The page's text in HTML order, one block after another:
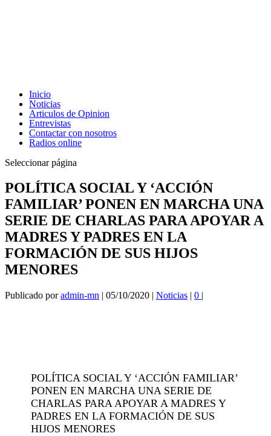
Inicio
Noticias
Articulos de Opinion
Entrevistas
Contactar con nosotros
Radios online
Seleccionar página
POLÍTICA SOCIAL Y ‘ACCIÓN
FAMILIAR’ PONEN EN MARCHA UNA
SERIE DE CHARLAS PARA APOYAR A
MADRES Y PADRES EN LA
FORMACIÓN DE SUS HIJOS
MENORES
Publicado poradmin-mn | 05/10/2020 | Noticias | 0 |
POLÍTICA SOCIAL Y ‘ACCIÓN FAMILIAR’
PONEN EN MARCHA UNA SERIE DE
CHARLAS PARA APOYAR A MADRES Y
PADRES EN LA FORMACIÓN DE SUS
HIJOS MENORES